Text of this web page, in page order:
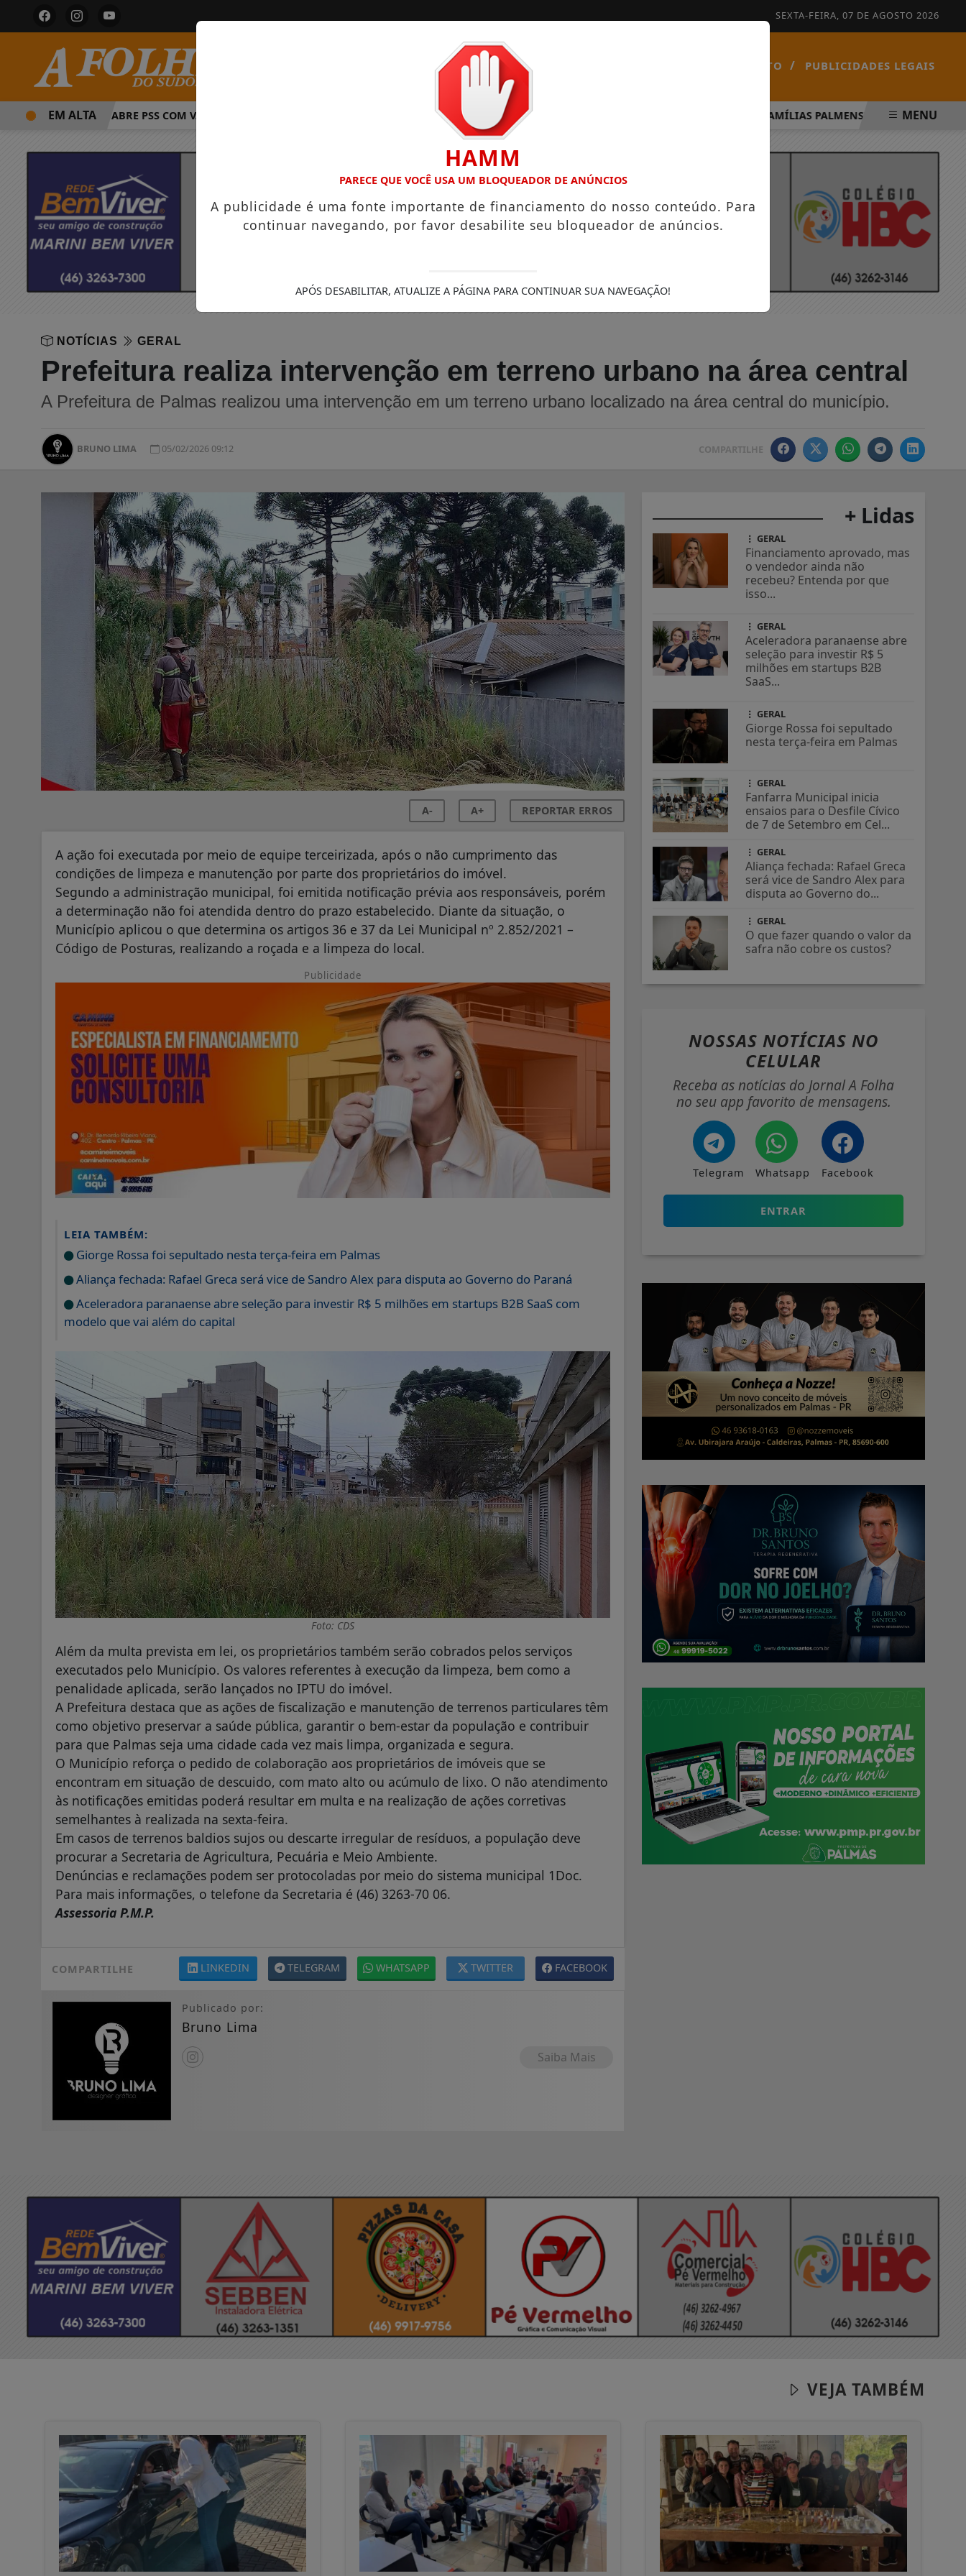
SEXTA-FEIRA, 07 DE AGOSTO 2026
INÍCIO CONTATO / PUBLICIDADES LEGAIS
PREFEITURA ABRE PSS COM VAGAS EM SEIS FUNÇÕES E SALÁRIOS QUE CHEGAM A R$ 3,8 MIL IGREJA DO DIVINO ESPÍRITO SANTO FAMÍLIAS PALMENSES FORAM
EM ALTA MENU
NOTÍCIAS GERAL
Prefeitura realiza intervenção em terreno urbano na área central
A Prefeitura de Palmas realizou uma intervenção em um terreno urbano localizado na área central do município.
BRUNO LIMA 05/02/2026 09:12 COMPARTILHE
A- A+ REPORTAR ERROS
A ação foi executada por meio de equipe terceirizada, após o não cumprimento das
condições de limpeza e manutenção por parte dos proprietários do imóvel.
Segundo a administração municipal, foi emitida notificação prévia aos responsáveis, porém
a determinação não foi atendida dentro do prazo estabelecido. Diante da situação, o
Município aplicou o que determina os artigos 36 e 37 da Lei Municipal nº 2.852/2021 –
Código de Posturas, realizando a roçada e a limpeza do local.
Publicidade
LEIA TAMBÉM:
Giorge Rossa foi sepultado nesta terça-feira em Palmas
Aliança fechada: Rafael Greca será vice de Sandro Alex para disputa ao Governo do Paraná
Aceleradora paranaense abre seleção para investir R$ 5 milhões em startups B2B SaaS com
modelo que vai além do capital
Foto: CDS
Além da multa prevista em lei, os proprietários também serão cobrados pelos serviços
executados pelo Município. Os valores referentes à execução da limpeza, bem como a
penalidade aplicada, serão lançados no IPTU do imóvel.
A Prefeitura destaca que as ações de fiscalização e manutenção de terrenos particulares têm
como objetivo preservar a saúde pública, garantir o bem-estar da população e contribuir
para que Palmas seja uma cidade cada vez mais limpa, organizada e segura.
O Município reforça o pedido de colaboração aos proprietários de imóveis que se
encontram em situação de descuido, com mato alto ou acúmulo de lixo. O não atendimento
às notificações emitidas poderá resultar em multa e na realização de ações corretivas
semelhantes à realizada na sexta-feira.
Em casos de terrenos baldios sujos ou descarte irregular de resíduos, a população deve
procurar a Secretaria de Agricultura, Pecuária e Meio Ambiente.
Denúncias e reclamações podem ser protocoladas por meio do sistema municipal 1Doc.
Para mais informações, o telefone da Secretaria é (46) 3263-70 06.
Assessoria P.M.P.
COMPARTILHE FACEBOOK
TWITTER
WHATSAPP
TELEGRAM
LINKEDIN
Publicado por:
Bruno Lima
Saiba Mais
+ Lidas
GERAL
Financiamento aprovado, mas
o vendedor ainda não
recebeu? Entenda por que
isso...
GERAL
Aceleradora paranaense abre
seleção para investir R$ 5
milhões em startups B2B
SaaS...
GERAL
Giorge Rossa foi sepultado
nesta terça-feira em Palmas
GERAL
Fanfarra Municipal inicia
ensaios para o Desfile Cívico
de 7 de Setembro em Cel...
GERAL
Aliança fechada: Rafael Greca
será vice de Sandro Alex para
disputa ao Governo do...
GERAL
O que fazer quando o valor da
safra não cobre os custos?
NOSSAS NOTÍCIAS NO
CELULAR
Receba as notícias do Jornal A Folha
no seu app favorito de mensagens.
Telegram Whatsapp Facebook
ENTRAR
VEJA TAMBÉM
HAMM
PARECE QUE VOCÊ USA UM BLOQUEADOR DE ANÚNCIOS
A publicidade é uma fonte importante de financiamento do nosso conteúdo. Para
continuar navegando, por favor desabilite seu bloqueador de anúncios.
APÓS DESABILITAR, ATUALIZE A PÁGINA PARA CONTINUAR SUA NAVEGAÇÃO!